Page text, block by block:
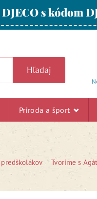
s kódom
Hľadaj
Príroda a šport
Tvoríme s